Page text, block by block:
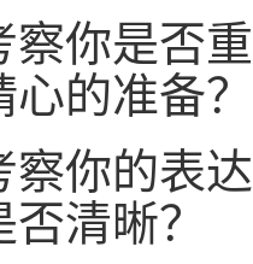
察你是否
心的准备？
察你的表
清晰？